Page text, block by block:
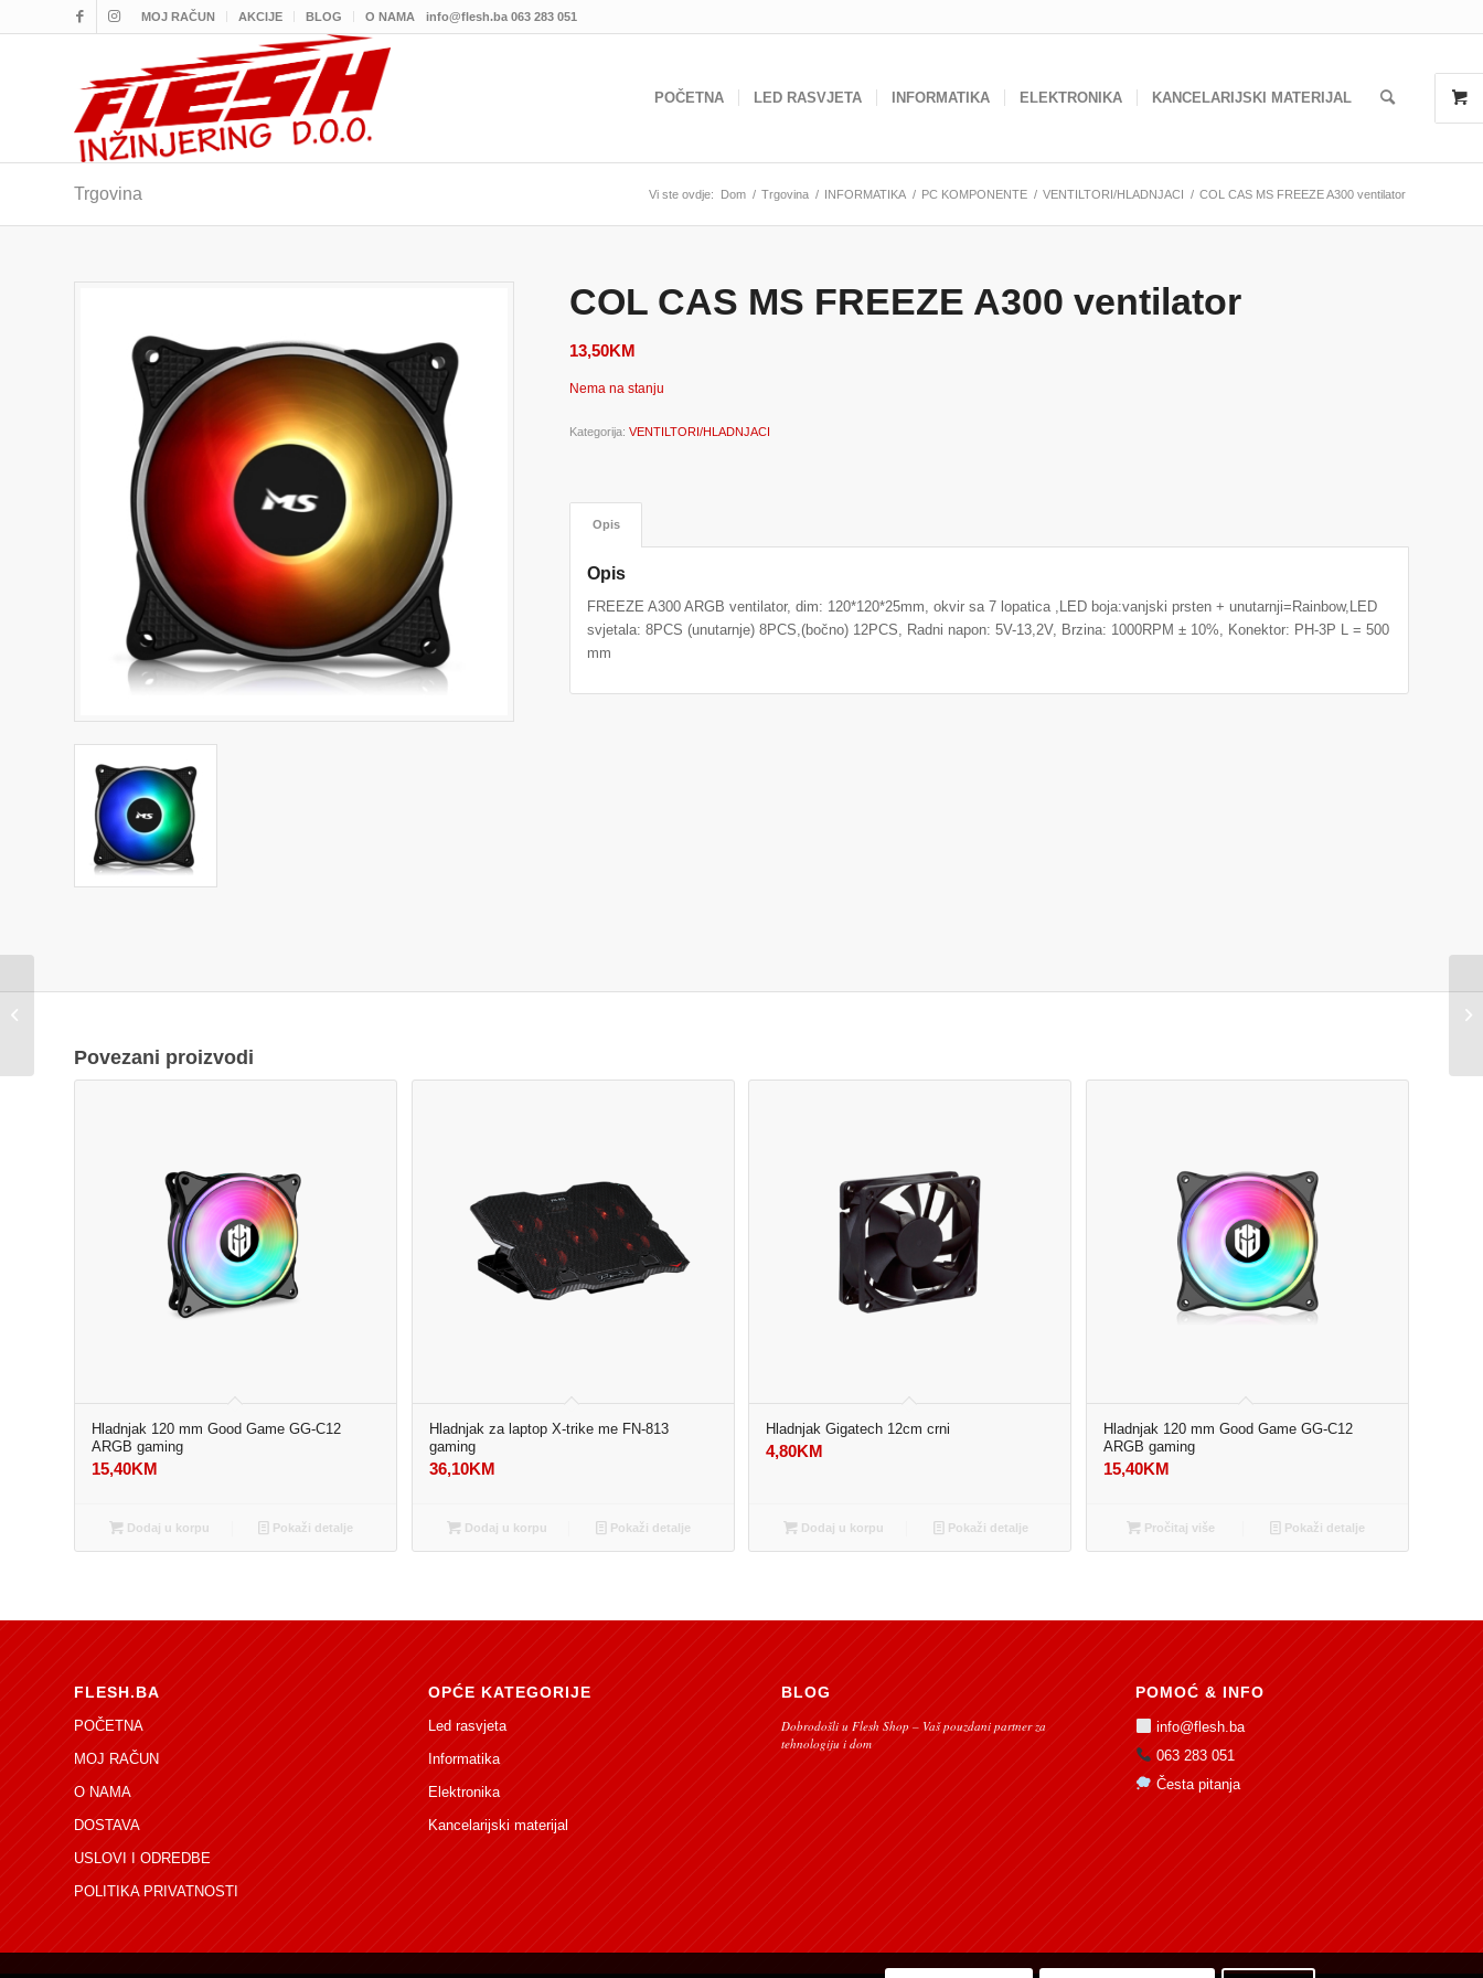
MOJ RAČUN AKCIJE BLOG O NAMA info@flesh.ba 063 283 051
POČETNA LED RASVJETA INFORMATIKA ELEKTRONIKA KANCELARIJSKI MATERIJAL
Trgovina Vi ste ovdje: Dom / Trgovina / INFORMATIKA / PC KOMPONENTE / VENTILTORI/HLADNJACI / COL CAS MS FREEZE A300 ventilator
COL CAS MS FREEZE A300 ventilator
13,50KM
Nema na stanju
Kategorija:VENTILTORI/HLADNJACI
Opis
Opis
FREEZE A300 ARGB ventilator, dim: 120*120*25mm, okvir sa 7 lopatica ,LED boja:vanjski prsten + unutarnji=Rainbow,LED
svjetala: 8PCS (unutarnje) 8PCS,(bočno) 12PCS, Radni napon: 5V-13,2V, Brzina: 1000RPM ± 10%, Konektor: PH-3P L = 500
mm
Povezani proizvodi
Hladnjak 120 mm Good Game GG-C12
ARGB gaming
15,40KM
Dodaj u korpu Pokaži detalje
Hladnjak za laptop X-trike me FN-813
gaming
36,10KM
Dodaj u korpu Pokaži detalje
Hladnjak Gigatech 12cm crni
4,80KM
Dodaj u korpu Pokaži detalje
Hladnjak 120 mm Good Game GG-C12
ARGB gaming
15,40KM
Pročitaj više Pokaži detalje
FLESH.BA
POČETNA
MOJ RAČUN
O NAMA
DOSTAVA
USLOVI I ODREDBE
POLITIKA PRIVATNOSTI
OPĆE KATEGORIJE
Led rasvjeta
Informatika
Elektronika
Kancelarijski materijal
BLOG
Dobrodošli u Flesh Shop – Vaš pouzdani partner za
tehnologiju i dom
POMOĆ & INFO
info@flesh.ba
063 283 051
Česta pitanja